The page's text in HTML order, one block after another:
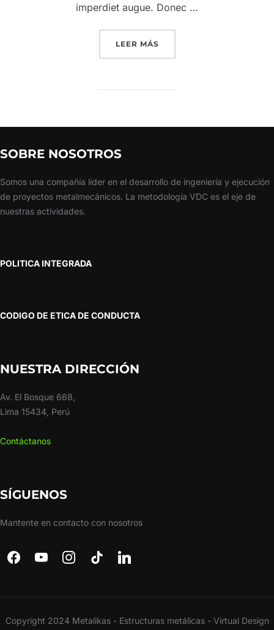
imperdiet augue. Donec …
LEER MÁS
SOBRE NOSOTROS
Somos una compañía líder en el desarrollo de ingeniería y ejecución
de proyectos metalmecánicos. La metodología VDC es el eje de
nuestras actividades.
POLITICA INTEGRADA
CODIGO DE ETICA DE CONDUCTA
NUESTRA DIRECCIÓN
Av. El Bosque 668,
Lima 15434, Perú
Contáctanos
SÍGUENOS
Mantente en contacto con nosotros
Copyright 2024 Metalikas - Estructuras metálicas - Virtual Design